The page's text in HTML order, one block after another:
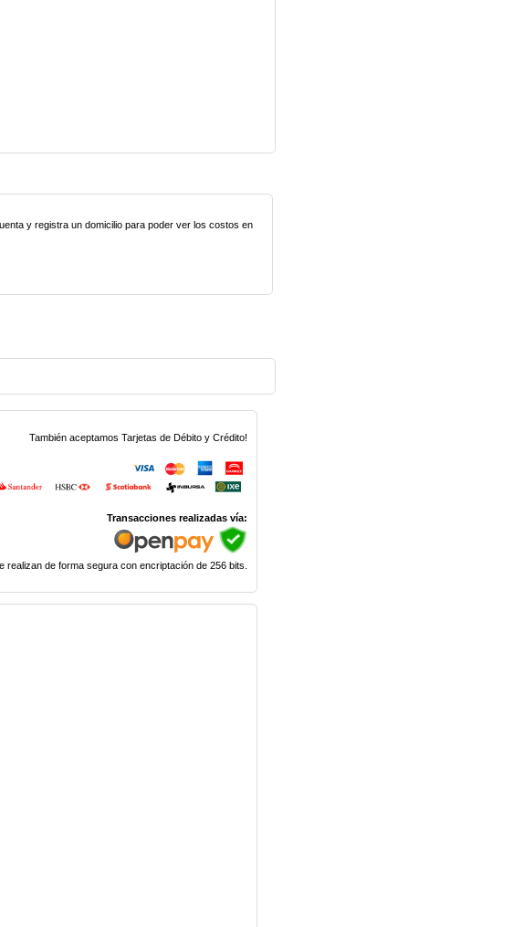
y registra un domicilio para poder ver los costos en
También aceptamos Tarjetas de Débito y Crédito!
Transacciones realizadas vía:
realizan de forma segura con encriptación de 256 bits.